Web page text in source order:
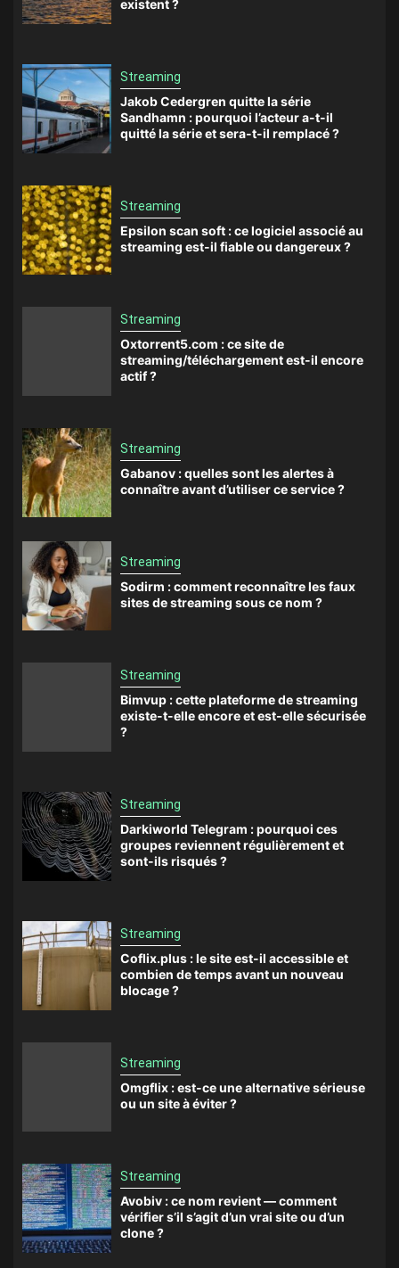
existent ?
Streaming
Jakob Cedergren quitte la série
Sandhamn : pourquoi l’acteur a-t-il
quitté la série et sera-t-il remplacé ?
Streaming
Epsilon scan soft : ce logiciel associé au
streaming est-il fiable ou dangereux ?
Streaming
Oxtorrent5.com : ce site de
streaming/téléchargement est-il encore
actif ?
Streaming
Gabanov : quelles sont les alertes à
connaître avant d’utiliser ce service ?
Streaming
Sodirm : comment reconnaître les faux
sites de streaming sous ce nom ?
Streaming
Bimvup : cette plateforme de streaming
existe-t-elle encore et est-elle sécurisée
?
Streaming
Darkiworld Telegram : pourquoi ces
groupes reviennent régulièrement et
sont-ils risqués ?
Streaming
Coflix.plus : le site est-il accessible et
combien de temps avant un nouveau
blocage ?
Streaming
Omgflix : est-ce une alternative sérieuse
ou un site à éviter ?
Streaming
Avobiv : ce nom revient — comment
vérifier s’il s’agit d’un vrai site ou d’un
clone ?